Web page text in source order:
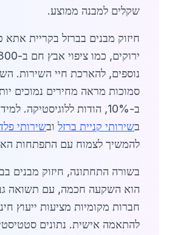
שקלים למבנה ממוצע.
חיזוק מבנים בברזל בקריית אתא
נוספים, להארכת חיי השירות.
סמוכות מראה מחירים נמוכים
ב-10%, הודות ללוגיסטיקה.
בשירותי קניית ברזל ובשירותי
להמשיך לצמוח עם התפתחות
בשורה התחתונה, חיזוק מבנים
הוא השקעה חכמה, עם תשואה
חברות מקומיות מציעות ייעוץ
להתאמה אישית. נתונים